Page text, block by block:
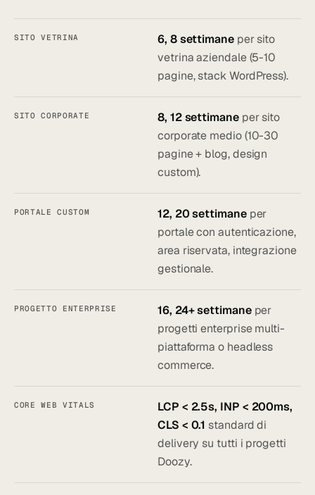
SITO VETRINA 6, 8 settimaneper sito
vetrina aziendale (5-10
pagine, stack WordPress).
SITO CORPORATE 8, 12 settimaneper sito
corporate medio (10-30
pagine + blog, design
custom).
PORTALE CUSTOM 12, 20 settimaneper
portale con autenticazione,
area riservata, integrazione
gestionale.
PROGETTO ENTERPRISE 16, 24+ settimaneper
progetti enterprise multi-
piattaforma o headless
commerce.
CORE WEB VITALS
LCP < 2.5s, INP < 200ms,
CLS < 0.1 standard di
delivery su tutti i progetti
Doozy.